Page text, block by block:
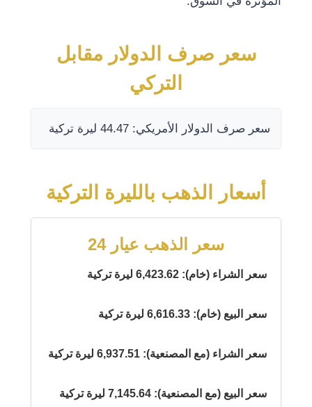
سعر صرف الدولار مقابل
التركي
سعر صرف الدولار الأمريكي: 44.47 ليرة تركية
أسعار الذهب بالليرة التركية
سعر الذهب عيار 24
سعر الشراء (خام): 6,423.62 ليرة تركية
سعر البيع (خام): 6,616.33 ليرة تركية
سعر الشراء (مع المصنعية): 6,937.51 ليرة تركية
سعر البيع (مع المصنعية): 7,145.64 ليرة تركية